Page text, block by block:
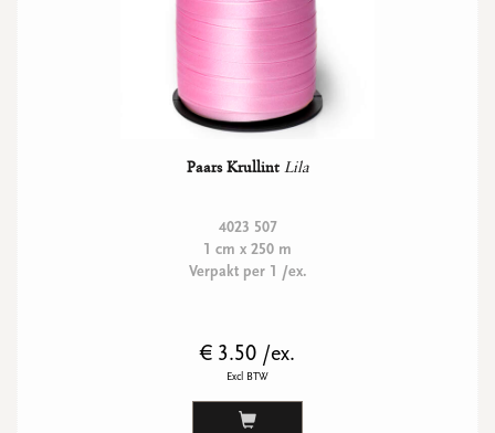
Paars Krullint Lila
4023 507
1 cm x 250 m
Verpakt per 1 /ex.
€ 3.50 /ex.
Excl BTW